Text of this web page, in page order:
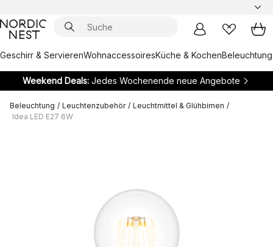
Geschirr & ServierenWohnaccessoiresKüche & KochenBeleuchtung
Weekend Deals:Jedes Wochenende neue Angebote
Beleuchtung / Leuchtenzubehör / Leuchtmittel & Glühbirnen /
Idea LED E27 6W